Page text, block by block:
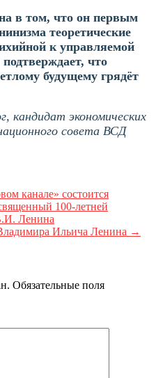
в том, что он первым
теоретические
к управляемой
что
будущему грядёт
экономических
совета ВСД
канале» состоится
100-летней
Ленина
Ильича Ленина →
Обязательные поля